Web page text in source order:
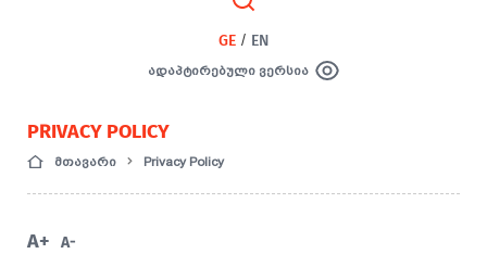
GE / EN
ადაპტირებული ვერსია
PRIVACY POLICY
მთავარი Privacy Policy
A+ A-